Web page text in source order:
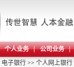
个人业务
公司业务
电子银行 >> 个人网上银行